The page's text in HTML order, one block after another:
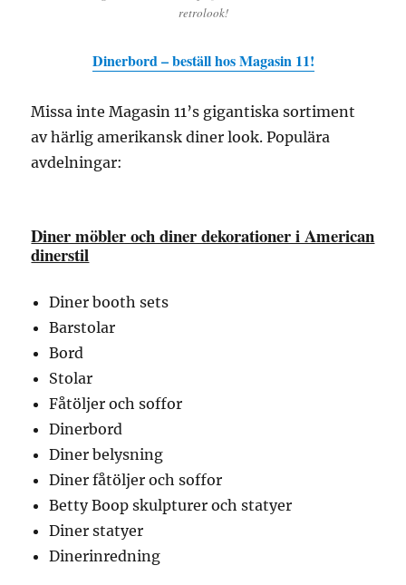
retrolook!
Dinerbord – beställ hos Magasin 11!
Missa inte Magasin 11’s gigantiska sortiment
av härlig amerikansk diner look. Populära
avdelningar:
Diner möbler och diner dekorationer i American
dinerstil
Diner booth sets
Barstolar
Bord
Stolar
Fåtöljer och soffor
Dinerbord
Diner belysning
Diner fåtöljer och soffor
Betty Boop skulpturer och statyer
Diner statyer
Dinerinredning